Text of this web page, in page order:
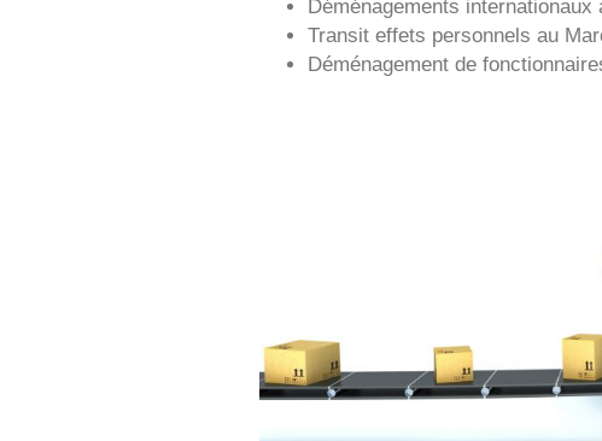
Déménagements internationaux
Transit effets personnels au
Déménagement de